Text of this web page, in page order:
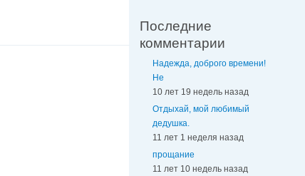
Последние
комментарии
Надежда, доброго времени!
Не
10 лет 19 недель назад
Отдыхай, мой любимый
дедушка.
11 лет 1 неделя назад
прощание
11 лет 10 недель назад